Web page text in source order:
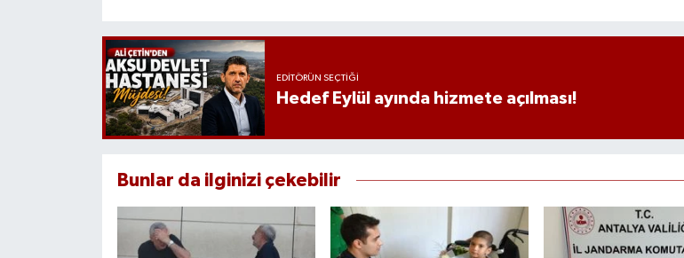
EDITÖRÜN SEÇTIĞI
Hedef Eylül ayında hizmete açılması!
Bunlar da ilginizi çekebilir